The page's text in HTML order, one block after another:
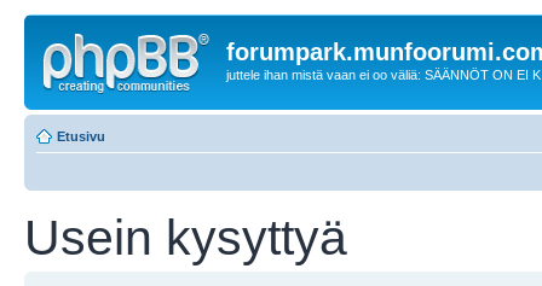
juttele ihan mistä vaan ei oo väliä: SÄÄNNÖT ON EI
Etusivu
Usein kysyttyä